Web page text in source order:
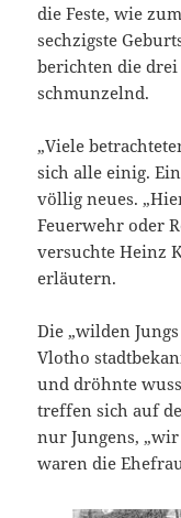
die Feste, wie
sechzigste
berichten die
schmunzelnd.
„Viele
sich alle einig.
völlig neues.
Feuerwehr oder
versuchte Heinz
erläutern.
Die „wilden
Vlotho
und dröhnte
treffen sich auf
nur Jungens,
waren die